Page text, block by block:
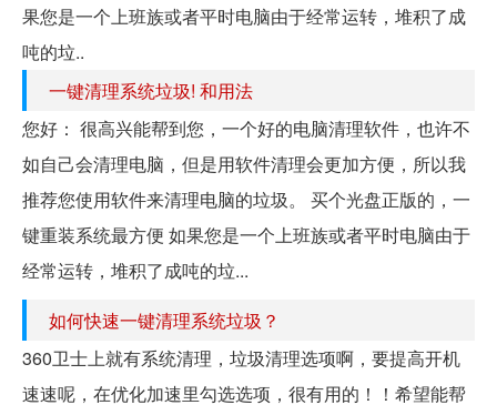
果您是一个上班族或者平时电脑由于经常运转，堆积了成
吨的垃..
一键清理系统垃圾! 和用法
您好： 很高兴能帮到您，一个好的电脑清理软件，也许不
如自己会清理电脑，但是用软件清理会更加方便，所以我
推荐您使用软件来清理电脑的垃圾。 买个光盘正版的，一
键重装系统最方便 如果您是一个上班族或者平时电脑由于
经常运转，堆积了成吨的垃...
如何快速一键清理系统垃圾？
360卫士上就有系统清理，垃圾清理选项啊，要提高开机
速速呢，在优化加速里勾选选项，很有用的！！希望能帮